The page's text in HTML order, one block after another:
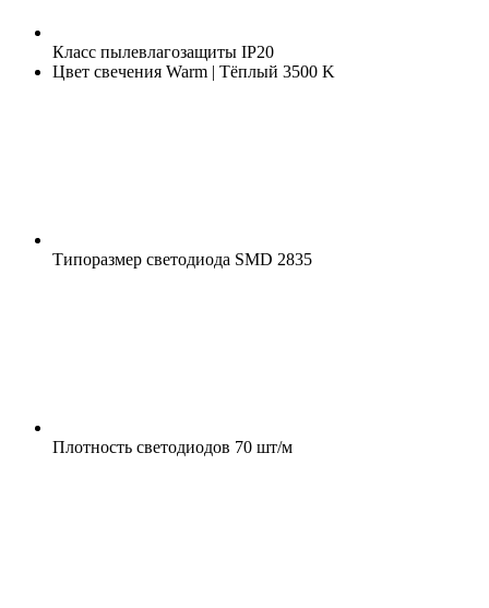
Класс пылевлагозащиты IP20
Цвет свечения Warm | Тёплый 3500 K
Типоразмер светодиода SMD 2835
Плотность светодиодов 70 шт/м